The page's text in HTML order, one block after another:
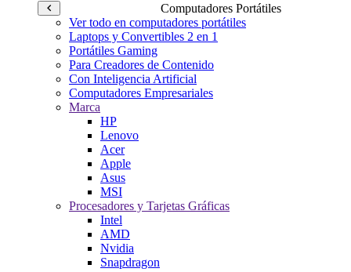
Computadores Portátiles
Ver todo en computadores portátiles
Laptops y Convertibles 2 en 1
Portátiles Gaming
Para Creadores de Contenido
Con Inteligencia Artificial
Computadores Empresariales
Marca
HP
Lenovo
Acer
Apple
Asus
MSI
Procesadores y Tarjetas Gráficas
Intel
AMD
Nvidia
Snapdragon